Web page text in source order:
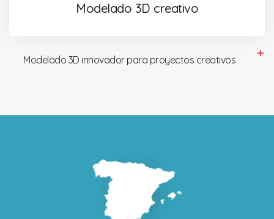
Modelado 3D creativo
Modelado 3D innovador para proyectos creativos